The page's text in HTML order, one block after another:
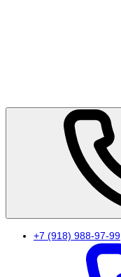
+7 (918) 988-97-99